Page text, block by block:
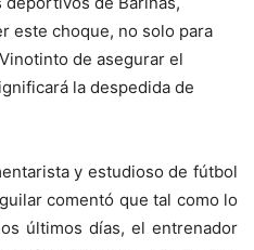
este choque, no solo para
de asegurar el
la despedida de
y estudioso de fútbol
comentó que tal como lo
últimos días, el entrenador